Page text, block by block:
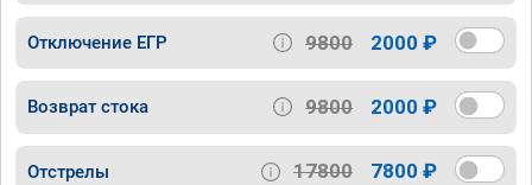
Отключение ЕГР 9800 2000 ₽
Возврат стока 9800 2000 ₽
Отстрелы 17800 7800 ₽